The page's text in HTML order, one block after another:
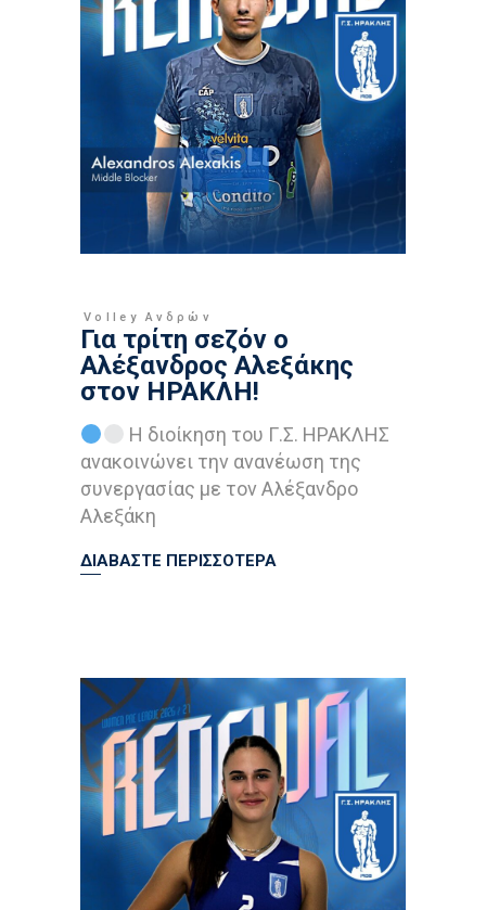
Volley Ανδρών
Για τρίτη σεζόν ο
Αλέξανδρος Αλεξάκης
στον ΗΡΑΚΛΗ!
Η διοίκηση του Γ.Σ. ΗΡΑΚΛΗΣ
ανακοινώνει την ανανέωση της
συνεργασίας με τον Αλέξανδρο
Αλεξάκη
ΔΙΑΒΑΣΤΕ ΠΕΡΙΣΣΟΤΕΡΑ